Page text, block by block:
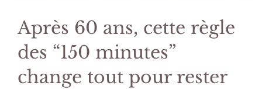
Après 60 ans, cette règle
des “150 minutes”
change tout pour rester